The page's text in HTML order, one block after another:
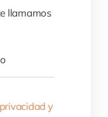
llamamos
y